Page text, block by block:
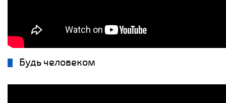
Будь человеком